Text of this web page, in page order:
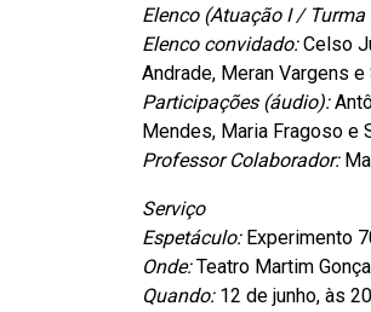
Elenco (Atuação I / Turma
Elenco convidado:Celso
Andrade, Meran Vargens
Participações (áudio):
Mendes, Maria Fragoso e
Professor Colaborador:
Serviço
Espetáculo:Experimento
Onde:Teatro Martim
Quando:12 de junho, às